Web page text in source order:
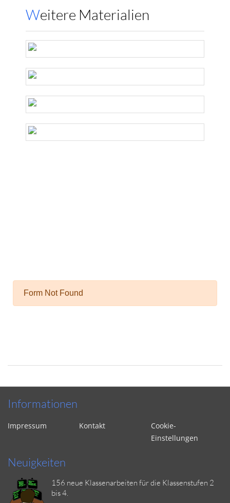
Weitere Materialien
Informationen
Impressum Kontakt
Cookie-
Einstellungen
Neuigkeiten
156 neue Klassenarbeiten für die Klassenstufen 2
bis 4.